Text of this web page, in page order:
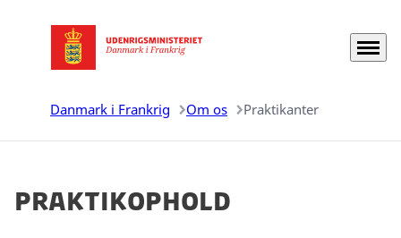
Gå til forsiden Menu
Danmark i Frankrig Om os Praktikanter
Praktikophold